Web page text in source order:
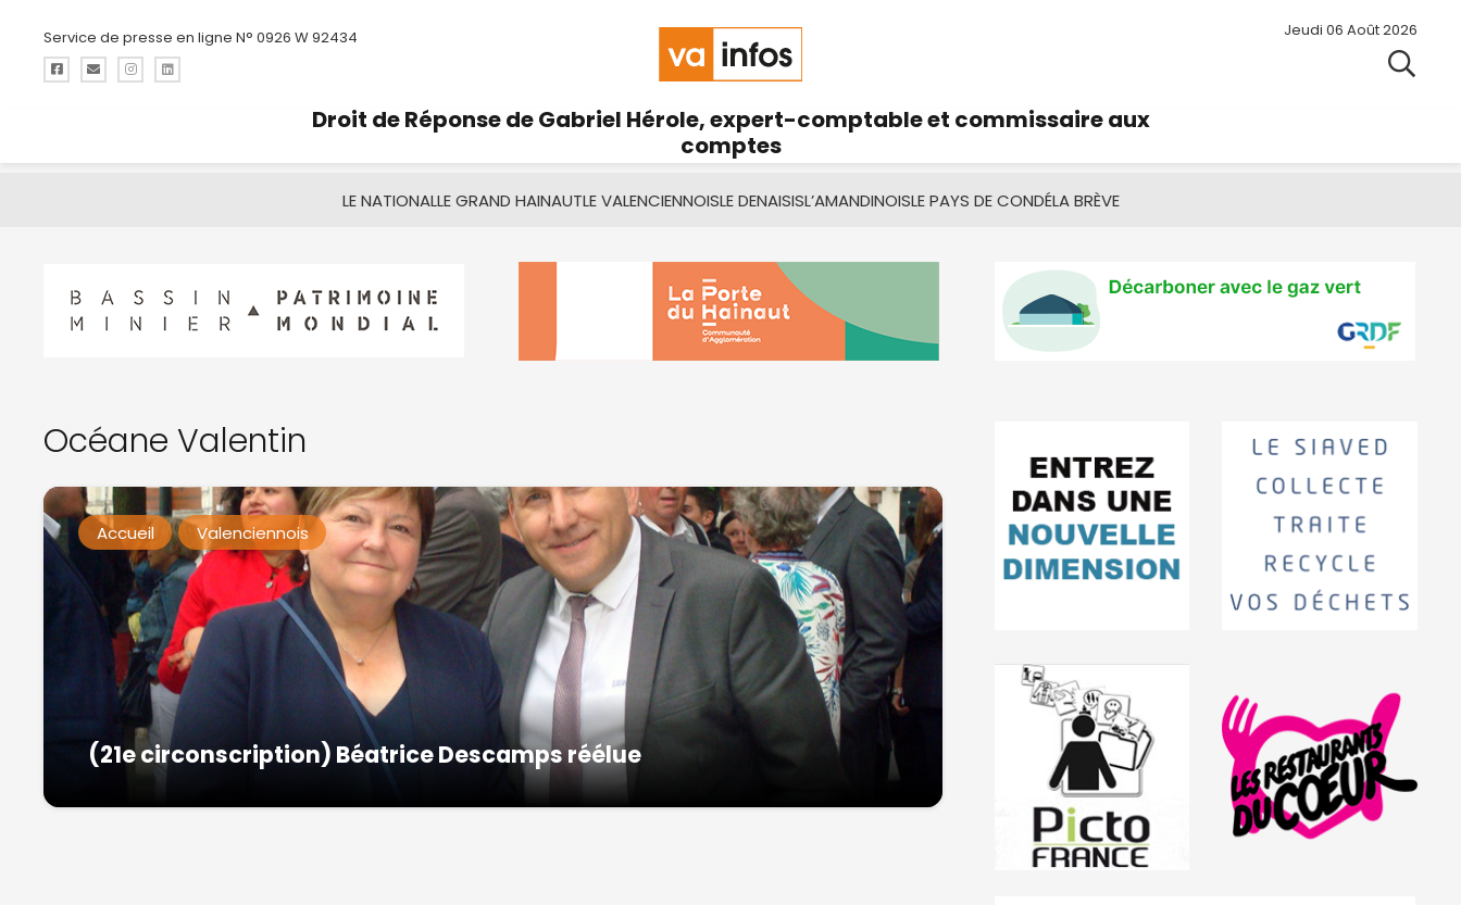
Service de presse en ligne N° 0926 W 92434 Jeudi 06 Août 2026
Droit de Réponse de Gabriel Hérole, expert-comptable et commissaire aux
comptes
LE NATIONALLE GRAND HAINAUTLE VALENCIENNOISLE DENAISISL’AMANDINOISLE PAYS DE CONDÉLA BRÈVE
Océane Valentin
Accueil Valenciennois
(21e circonscription) Béatrice Descamps réélue